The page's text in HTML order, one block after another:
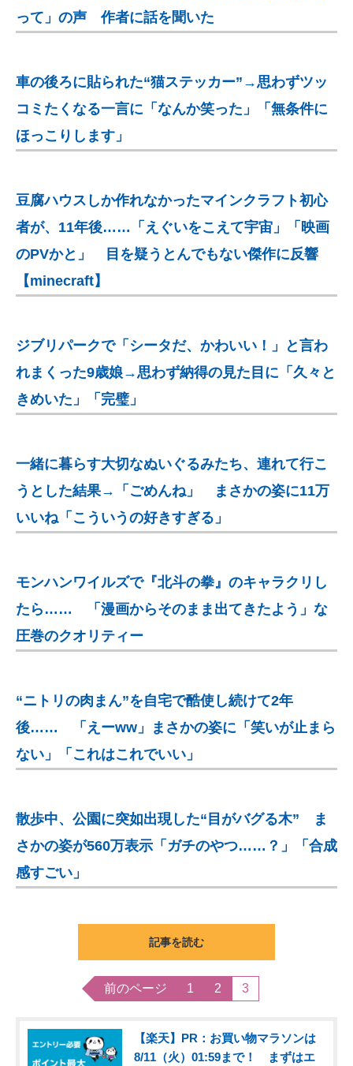
って」の声 作者に話を聞いた
車の後ろに貼られた“猫ステッカー”→思わずツッ
コミたくなる一言に「なんか笑った」「無条件に
ほっこりします」
豆腐ハウスしか作れなかったマインクラフト初心
者が、11年後……「えぐいをこえて宇宙」「映画
のPVかと」 目を疑うとんでもない傑作に反響
【minecraft】
ジブリパークで「シータだ、かわいい！」と言わ
れまくった9歳娘→思わず納得の見た目に「久々と
きめいた」「完璧」
一緒に暮らす大切なぬいぐるみたち、連れて行こ
うとした結果→「ごめんね」 まさかの姿に11万
いいね「こういうの好きすぎる」
モンハンワイルズで『北斗の拳』のキャラクリし
たら…… 「漫画からそのまま出てきたよう」な
圧巻のクオリティー
“ニトリの肉まん”を自宅で酷使し続けて2年
後…… 「えーww」まさかの姿に「笑いが止まら
ない」「これはこれでいい」
散歩中、公園に突如出現した“目がバグる木” ま
さかの姿が560万表示「ガチのやつ……？」「合成
感すごい」
記事を読む
前のページ 1 2 3
【楽天】PR：お買い物マラソンは
8/11（火）01:59まで！ まずはエ